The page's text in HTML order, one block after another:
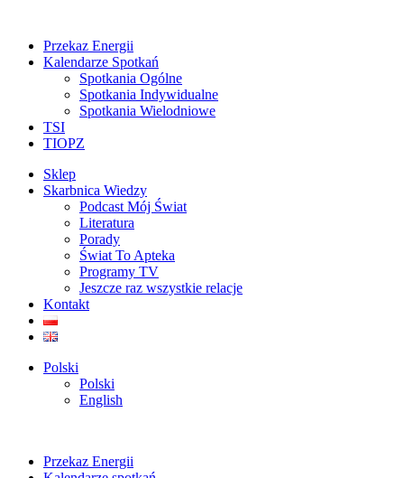
Przekaz Energii
Kalendarze Spotkań
Spotkania Ogólne
Spotkania Indywidualne
Spotkania Wielodniowe
TSI
TIOPZ
Sklep
Skarbnica Wiedzy
Podcast Mój Świat
Literatura
Porady
Świat To Apteka
Programy TV
Jeszcze raz wszystkie relacje
Kontakt
Polski
Polski
English
Przekaz Energii